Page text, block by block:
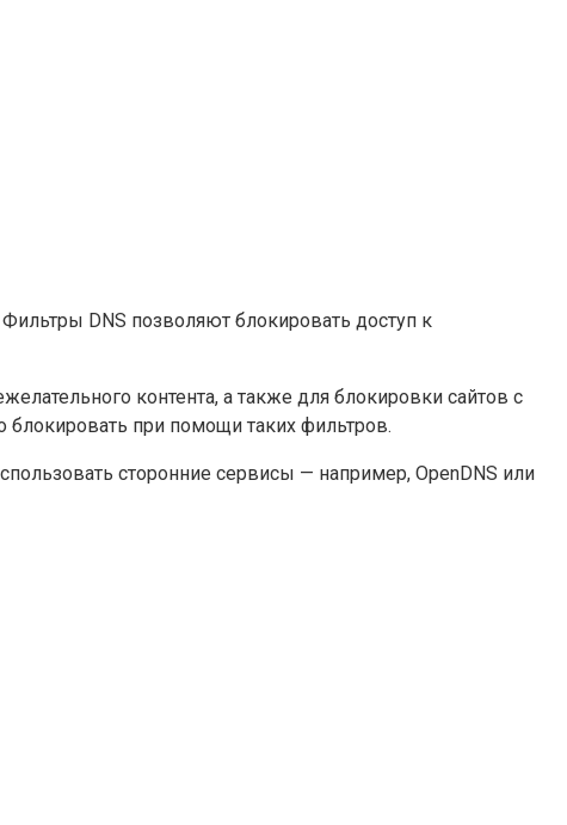
DNS позволяют блокировать доступ к
контента, а также для блокировки сайтов с
при помощи таких фильтров.
сторонние сервисы — например, OpenDNS или